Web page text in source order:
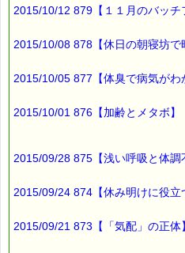
ところで、
丁寧語の取り扱いは
https://pass-thyme.com/special/
2015/10/12 879【１１月のバッチ
2015/10/08 878【休日の朝寝坊で
2015/10/05 877【体臭で病気がわ
2015/10/01 876【加齢とメタボ】
2015/09/28 875【浅い呼吸と体調
2015/09/24 874【休み明けに役立
2015/09/21 873【「気配」の正体